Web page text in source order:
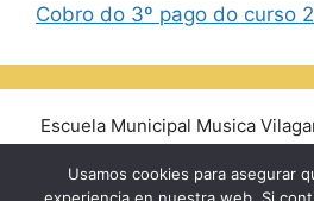
Cobro do 3º pago do curso
Escuela Municipal Musica
Avda. Rosalía de Castro, 14 -
Arousa - Tlf/Fax:
Usamos cookies para asegurar